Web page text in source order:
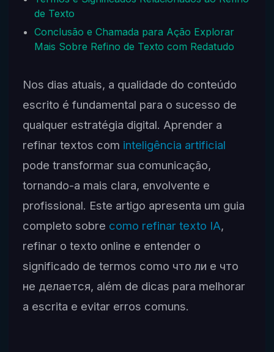
de Texto
Conclusão e Chamada para Ação Explorar
Mais Sobre Refino de Texto com Redatudo
Nos dias atuais, a qualidade do conteúdo
escrito é fundamental para o sucesso de
qualquer estratégia digital. Aprender a
refinar textos com inteligência artificial
pode transformar sua comunicação,
tornando-a mais clara, envolvente e
profissional. Este artigo apresenta um guia
completo sobre como refinar texto IA,
refinar o texto online e entender o
significado de termos como что ли e что
не делается, além de dicas para melhorar
a escrita e evitar erros comuns.